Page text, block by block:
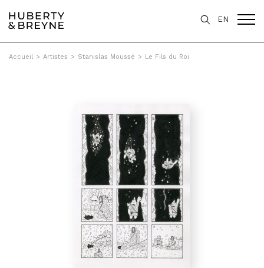
EN
Accueil > Artistes > Stanislas Moussé > Le Fils du Roi